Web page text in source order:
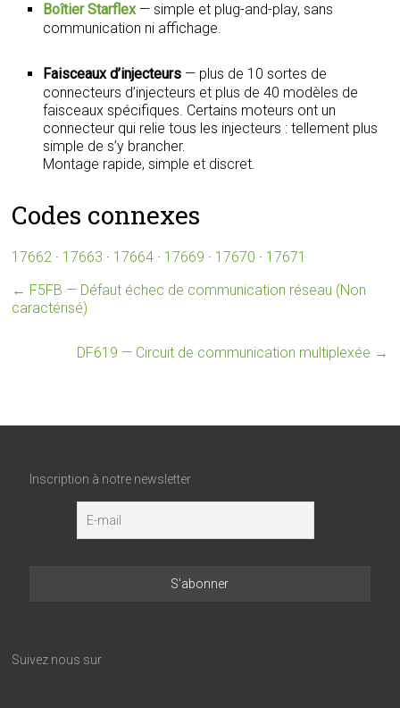
Boîtier Starflex— simple et plug-and-play, sans
communication ni affichage.
Faisceaux d’injecteurs — plus de 10 sortes de
connecteurs d’injecteurs et plus de 40 modèles de
faisceaux spécifiques. Certains moteurs ont un
connecteur qui relie tous les injecteurs : tellement plus
simple de s’y brancher.
Montage rapide, simple et discret.
Codes connexes
17662 · 17663 · 17664 · 17669 · 17670 · 17671
← F5FB — Défaut échec de communication réseau (Non
caractérisé)
DF619 — Circuit de communication multiplexée →
Inscription à notre newsletter
Suivez nous sur